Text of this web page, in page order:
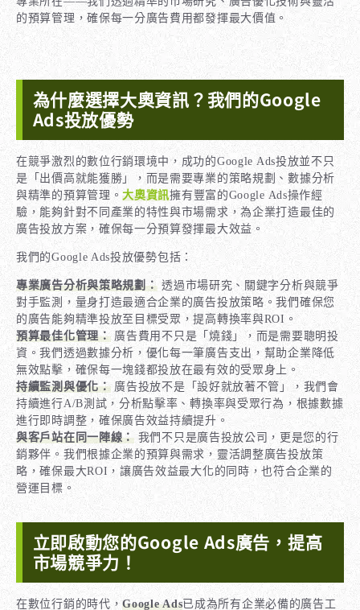
的預算管理，確保每一分廣告費用都發揮最大價值。
為什麼選擇大奧資訊？我們的Google
Ads投放優勢
在競爭激烈的數位行銷環境中，成功的Google Ads投放並不只
是「出價高就能獲勝」，而是需要專業的策略規劃、數據分析
與精準的預算管理。大奧資訊擁有豐富的Google Ads操作經
驗，能夠針對不同產業的特性與市場需求，為企業打造最佳的
廣告投放方案，確保每一分預算發揮最大效益。
我們的Google Ads投放優勢包括：
專業廣告分析與策略規劃： 透過市場研究、關鍵字分析與競爭
對手監測，量身打造最適合企業的廣告投放策略。我們確保您
的廣告能夠精準投放至目標受眾，提高轉換率與ROI。
預算最佳化管理：廣告費用不只是「燒錢」，而是需要聰明投
資。我們透過數據分析，優化每一筆廣告支出，幫助企業降低
無效點擊，確保每一塊錢都投放在最有效的受眾身上。
持續監測與優化：廣告投放不是「設好就放著不管」，我們會
持續進行A/B測試，分析點擊率、轉換率與受眾行為，根據數據
進行即時調整，確保廣告效益持續提升。
與客戶站在同一陣線： 我們不只是廣告投放公司，更是您的行
銷夥伴。我們根據企業的預算與需求，靈活調整廣告投放策
略，確保最大ROI，讓廣告效益最大化的同時，也符合企業的
營運目標。
立即啟動您的Google Ads廣告，提高
市場競爭力！
在數位行銷的時代，Google Ads已成為所有企業必備的廣告工